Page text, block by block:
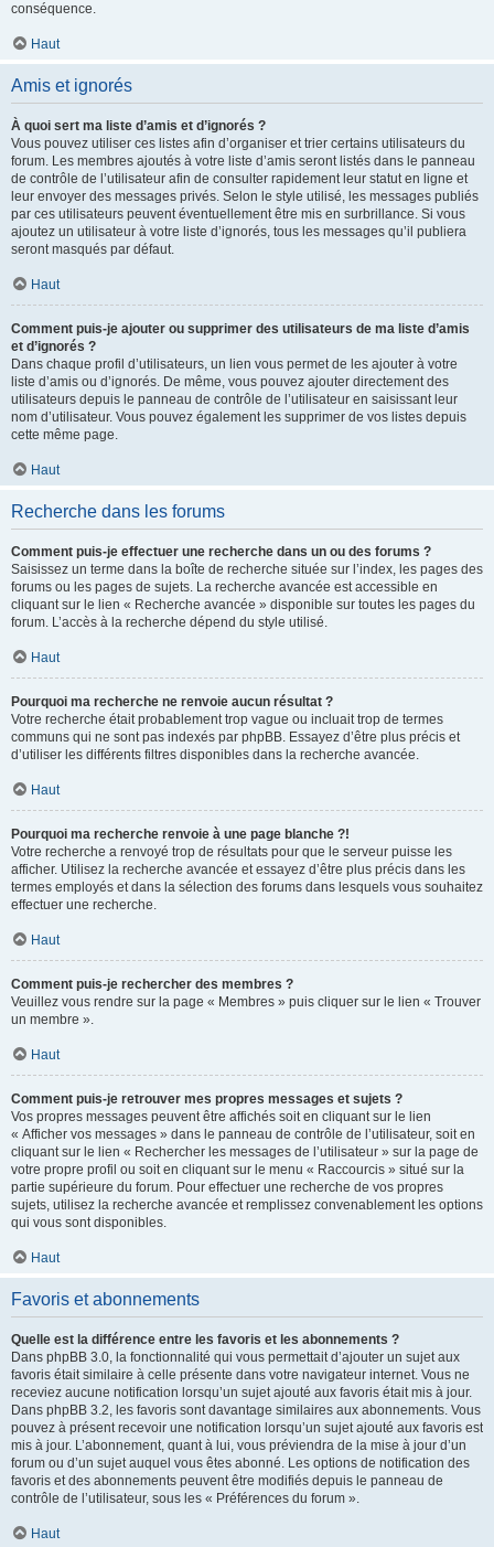
conséquence.
Haut
Amis et ignorés
À quoi sert ma liste d’amis et d’ignorés ?
Vous pouvez utiliser ces listes afin d’organiser et trier certains utilisateurs du
forum. Les membres ajoutés à votre liste d’amis seront listés dans le panneau
de contrôle de l’utilisateur afin de consulter rapidement leur statut en ligne et
leur envoyer des messages privés. Selon le style utilisé, les messages publiés
par ces utilisateurs peuvent éventuellement être mis en surbrillance. Si vous
ajoutez un utilisateur à votre liste d’ignorés, tous les messages qu’il publiera
seront masqués par défaut.
Haut
Comment puis-je ajouter ou supprimer des utilisateurs de ma liste d’amis
et d’ignorés ?
Dans chaque profil d’utilisateurs, un lien vous permet de les ajouter à votre
liste d’amis ou d’ignorés. De même, vous pouvez ajouter directement des
utilisateurs depuis le panneau de contrôle de l’utilisateur en saisissant leur
nom d’utilisateur. Vous pouvez également les supprimer de vos listes depuis
cette même page.
Haut
Recherche dans les forums
Comment puis-je effectuer une recherche dans un ou des forums ?
Saisissez un terme dans la boîte de recherche située sur l’index, les pages des
forums ou les pages de sujets. La recherche avancée est accessible en
cliquant sur le lien « Recherche avancée » disponible sur toutes les pages du
forum. L’accès à la recherche dépend du style utilisé.
Haut
Pourquoi ma recherche ne renvoie aucun résultat ?
Votre recherche était probablement trop vague ou incluait trop de termes
communs qui ne sont pas indexés par phpBB. Essayez d’être plus précis et
d’utiliser les différents filtres disponibles dans la recherche avancée.
Haut
Pourquoi ma recherche renvoie à une page blanche ?!
Votre recherche a renvoyé trop de résultats pour que le serveur puisse les
afficher. Utilisez la recherche avancée et essayez d’être plus précis dans les
termes employés et dans la sélection des forums dans lesquels vous souhaitez
effectuer une recherche.
Haut
Comment puis-je rechercher des membres ?
Veuillez vous rendre sur la page « Membres » puis cliquer sur le lien « Trouver
un membre ».
Haut
Comment puis-je retrouver mes propres messages et sujets ?
Vos propres messages peuvent être affichés soit en cliquant sur le lien
« Afficher vos messages » dans le panneau de contrôle de l’utilisateur, soit en
cliquant sur le lien « Rechercher les messages de l’utilisateur » sur la page de
votre propre profil ou soit en cliquant sur le menu « Raccourcis » situé sur la
partie supérieure du forum. Pour effectuer une recherche de vos propres
sujets, utilisez la recherche avancée et remplissez convenablement les options
qui vous sont disponibles.
Haut
Favoris et abonnements
Quelle est la différence entre les favoris et les abonnements ?
Dans phpBB 3.0, la fonctionnalité qui vous permettait d’ajouter un sujet aux
favoris était similaire à celle présente dans votre navigateur internet. Vous ne
receviez aucune notification lorsqu’un sujet ajouté aux favoris était mis à jour.
Dans phpBB 3.2, les favoris sont davantage similaires aux abonnements. Vous
pouvez à présent recevoir une notification lorsqu’un sujet ajouté aux favoris est
mis à jour. L’abonnement, quant à lui, vous préviendra de la mise à jour d’un
forum ou d’un sujet auquel vous êtes abonné. Les options de notification des
favoris et des abonnements peuvent être modifiés depuis le panneau de
contrôle de l’utilisateur, sous les « Préférences du forum ».
Haut